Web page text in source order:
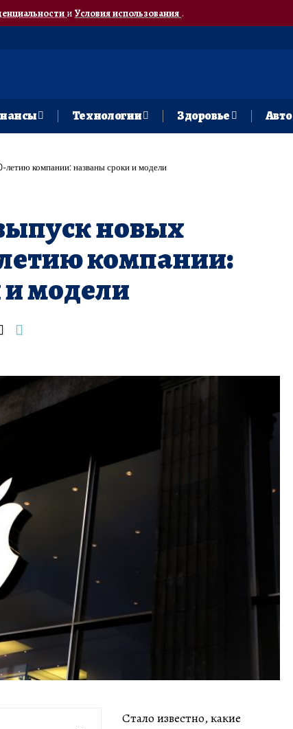
и Условия использования.
Технологии Здоровье Авто
летию компании: названы сроки и модели
новых
компании:
модели
Стало известно, какие